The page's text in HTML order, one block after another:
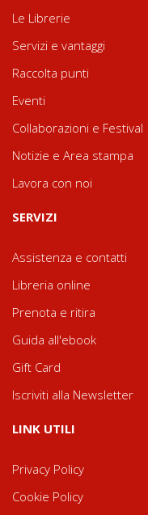
Le Librerie
Servizi e vantaggi
Raccolta punti
Eventi
Collaborazioni e Festival
Notizie e Area stampa
Lavora con noi
SERVIZI
Assistenza e contatti
Libreria online
Prenota e ritira
Guida all'ebook
Gift Card
Iscriviti alla Newsletter
LINK UTILI
Privacy Policy
Cookie Policy